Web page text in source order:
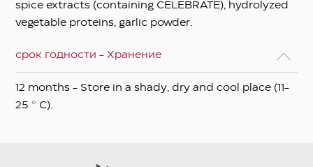
spice extracts (containing CELEBRATE), hydrolyzed
vegetable proteins, garlic powder.
срок годности - Хранение
12 months - Store in a shady, dry and cool place (11-
25 ° C).